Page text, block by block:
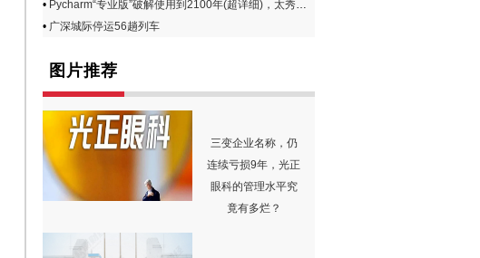
• Pycharm“专业版”破解使用到2100年(超详细)，太秀、太赞、太好用！
• 广深城际停运56趟列车
图片推荐
三变企业名称，仍
连续亏损9年，光正
眼科的管理水平究
竟有多烂？